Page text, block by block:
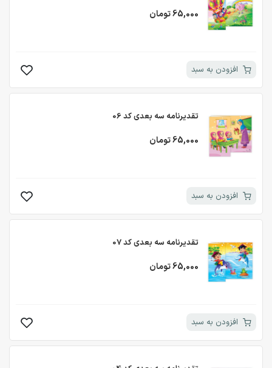
65,000 تومان
افزودن به سبد
تقدیرنامه سه بعدی کد 06
65,000 تومان
افزودن به سبد
تقدیرنامه سه بعدی کد 07
65,000 تومان
افزودن به سبد